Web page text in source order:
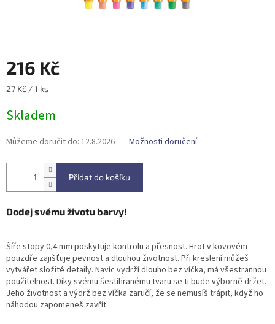
216 Kč
Měrná
27 Kč / 1 ks
Skladem
Můžeme doručit do: 12.8.2026 Možnosti doručení
Přidat do košíku
Dodej svému životu barvy!
Šíře stopy 0,4 mm poskytuje kontrolu a přesnost. Hrot v kovovém
pouzdře zajišťuje pevnost a dlouhou životnost. Při kreslení můžeš
vytvářet složité detaily. Navíc vydrží dlouho bez víčka, má všestrannou
použitelnost. Díky svému šestihranému tvaru se ti bude výborně držet.
Jeho životnost a výdrž bez víčka zaručí, že se nemusíš trápit, když ho
náhodou zapomeneš zavřít.